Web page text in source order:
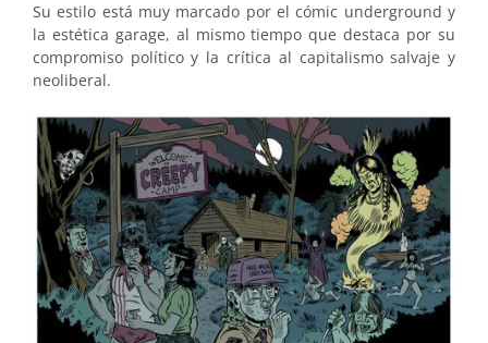
Su estilo está muy marcado por el cómic underground y
la estética garage, al mismo tiempo que destaca por su
compromiso político y la crítica al capitalismo salvaje y
neoliberal.